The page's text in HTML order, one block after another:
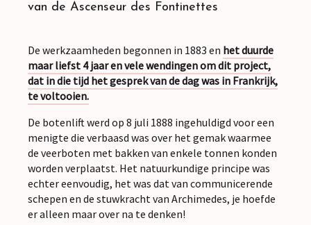
van de Ascenseur des Fontinettes
De werkzaamheden begonnen in 1883 en het duurde
maar liefst 4 jaar en vele wendingen om dit project,
dat in die tijd het gesprek van de dag was in Frankrijk,
te voltooien.
De botenlift werd op 8 juli 1888 ingehuldigd voor een
menigte die verbaasd was over het gemak waarmee
de veerboten met bakken van enkele tonnen konden
worden verplaatst. Het natuurkundige principe was
echter eenvoudig, het was dat van communicerende
schepen en de stuwkracht van Archimedes, je hoefde
er alleen maar over na te denken!